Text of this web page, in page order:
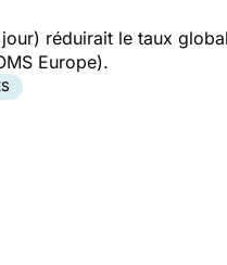
réduirait le taux
Europe).